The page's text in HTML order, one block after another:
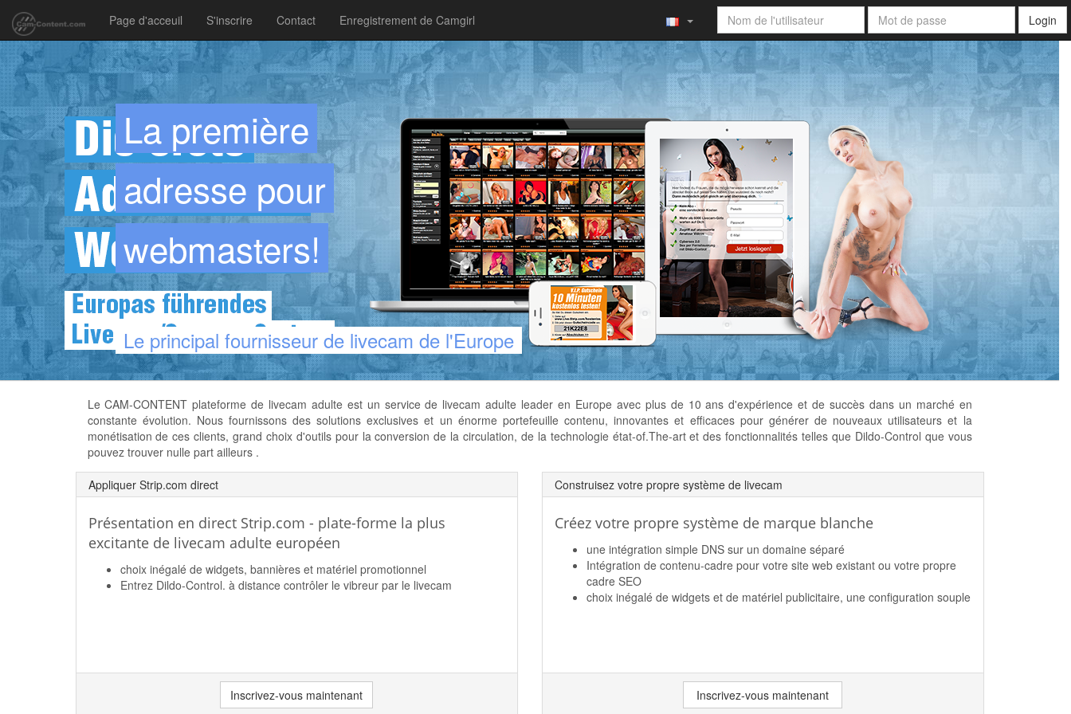
Page d'acceuil S'inscrire Contact Enregistrement de Camgirl Login
La première
adresse pour
webmasters!
Le principal fournisseur de livecam de l'Europe
Le CAM-CONTENT plateforme de livecam adulte est un service de livecam adulte leader en Europe avec plus de 10 ans d'expérience et de succès dans un marché en
constante évolution. Nous fournissons des solutions exclusives et un énorme portefeuille contenu, innovantes et efficaces pour générer de nouveaux utilisateurs et la
monétisation de ces clients, grand choix d'outils pour la conversion de la circulation, de la technologie état-of.The-art et des fonctionnalités telles que Dildo-Control que vous
pouvez trouver nulle part ailleurs .
Appliquer Strip.com direct
Présentation en direct Strip.com - plate-forme la plus
excitante de livecam adulte européen
choix inégalé de widgets, bannières et matériel promotionnel
Entrez Dildo-Control. à distance contrôler le vibreur par le livecam
Inscrivez-vous maintenant
Construisez votre propre système de livecam
Créez votre propre système de marque blanche
une intégration simple DNS sur un domaine séparé
Intégration de contenu-cadre pour votre site web existant ou votre propre
cadre SEO
choix inégalé de widgets et de matériel publicitaire, une configuration souple
Inscrivez-vous maintenant